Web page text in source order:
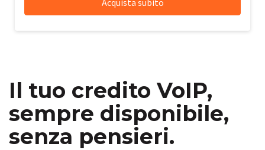
Il tuo credito VoIP,
sempre disponibile,
senza pensieri.